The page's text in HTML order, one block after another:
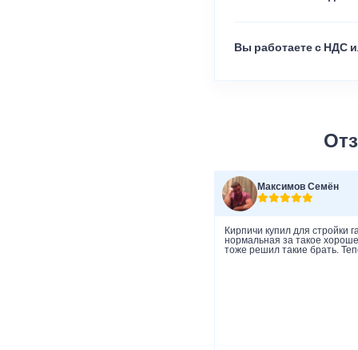
Вы работаете с НДС
Максимов Семён
Кирпичи купил для стройки
нормальная за такое
тоже решил такие брать.